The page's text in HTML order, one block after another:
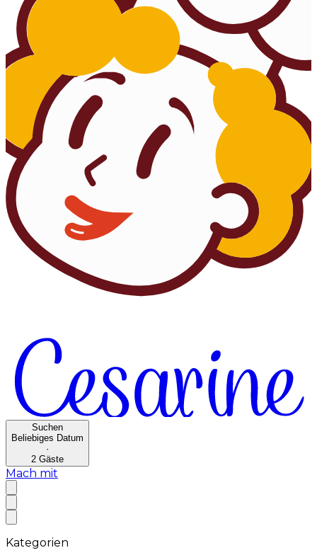
Suchen
Beliebiges Datum
·
2 Gäste
Mach mit
Kategorien